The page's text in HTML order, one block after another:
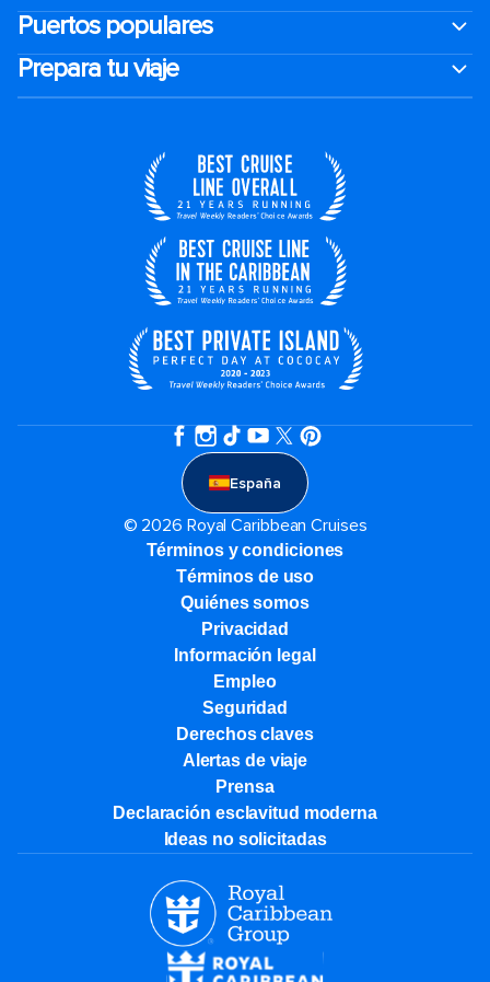
Puertos populares
Prepara tu viaje
España
© 2026 Royal Caribbean Cruises
Términos y condiciones
Términos de uso
Quiénes somos
Privacidad
Información legal
Empleo
Seguridad
Derechos claves
Alertas de viaje
Prensa
Declaración esclavitud moderna
Ideas no solicitadas